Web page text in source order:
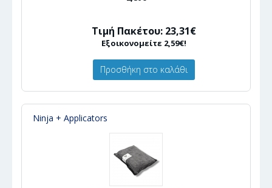
Τιμή Πακέτου: 23,31€
Εξοικονομείτε 2,59€!
Προσθήκη στο καλάθι
Ninja + Applicators